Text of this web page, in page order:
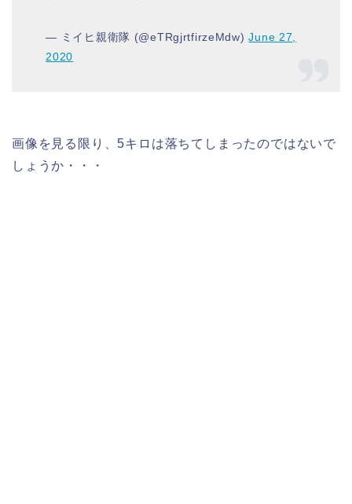
— ミイヒ親衛隊 (@eTRgjrtfirzeMdw)June 27,
2020
画像を見る限り、5キロは落ちてしまったのではないで
しょうか・・・